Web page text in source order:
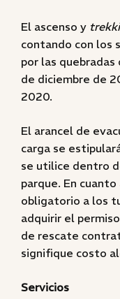
El ascenso y
contando con los
por las quebradas
de diciembre de
2020.
El arancel de
carga se
se utilice dentro
parque. En
obligatorio a los
adquirir el
de rescate
signifique costo
Servicios